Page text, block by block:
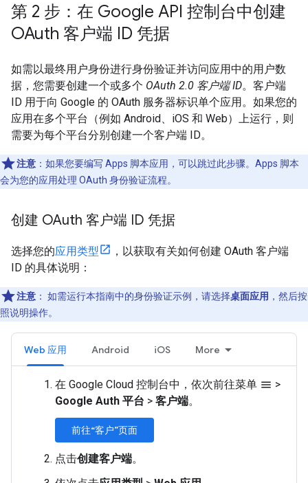
第 2 步：在 Google API 控制台中创建
OAuth 客户端 ID 凭据
如需以最终用户身份进行身份验证并访问应用中的用户数
据，您需要创建一个或多个 OAuth 2.0 客户端 ID。客户端
ID 用于向 Google 的 OAuth 服务器标识单个应用。如果您的
应用在多个平台（例如 Android、iOS 和 Web）上运行，则
需要为每个平台分别创建一个客户端 ID。
注意 ：如果您要编写 Apps 脚本应用，可以跳过此步骤。Apps 脚本
会为您的应用处理 OAuth 身份验证流程。
创建 OAuth 客户端 ID 凭据
选择您的应用类型
，以获取有关如何创建 OAuth 客户端
ID 的具体说明：
注意 ： 如需运行本指南中的身份验证示例，请选择桌面应用 ，然后按
照说明操作。
Web 应用 Android iOS More
在 Google Cloud 控制台中，依次前往菜单 menu >
Google Auth 平台 > 客户端。
前往“客户”页面
点击创建客户端。